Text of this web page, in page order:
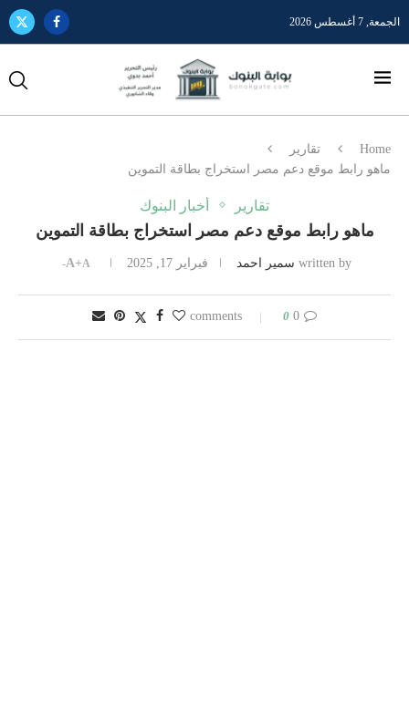
الجمعة, 7 أغسطس 2026
Home
تقارير
ماهو رابط موقع دعم مصر استخراج بطاقة التموين
تقارير أخبار البنوك
ماهو رابط موقع دعم مصر استخراج بطاقة التموين
written by سمير احمد فبراير 17, 2025 A+A-
0 comments
0